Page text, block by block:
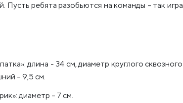
Пусть ребята разобьются на команды – так игра
длина - 34 см, диаметр круглого сквозного
– 9,5 см.
диаметр – 7 см.